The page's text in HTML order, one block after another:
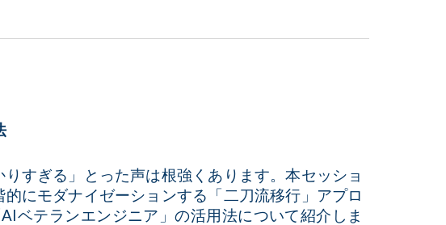
すぎる」とった声は根強くあります。本セッショ
にモダナイゼーションする「二刀流移行」アプロ
ベテランエンジニア」の活用法について紹介しま